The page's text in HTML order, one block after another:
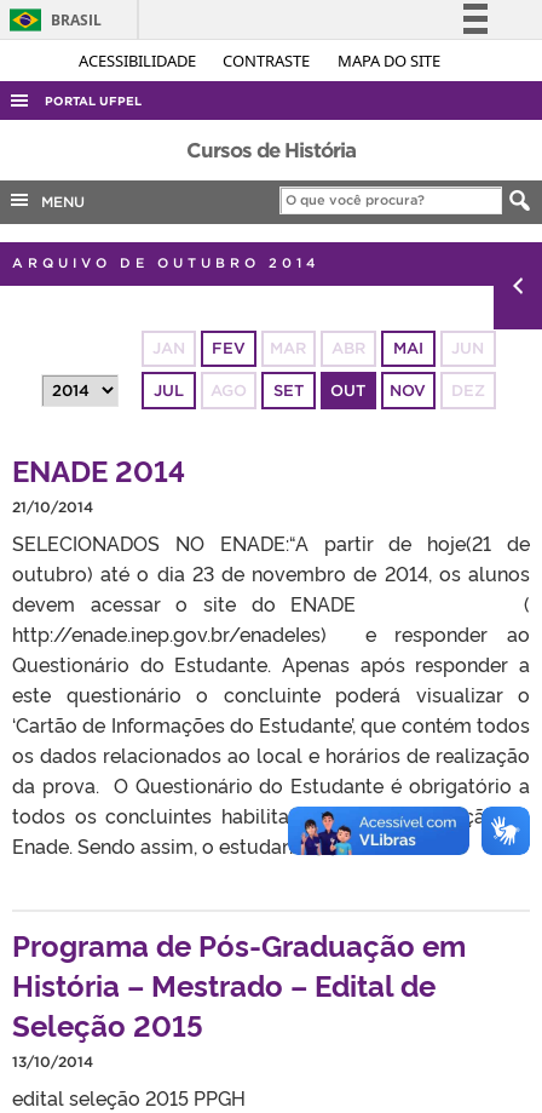
ACESSIBILIDADE CONTRASTE MAPA DO SITE
BRASIL
Simplifique!
Legislação
Canais
PORTAL UFPEL
ACESSO À INFORMAÇÃO
AUDITORIA
COBALTO
CONCURSOS
OUVIDORIA
TELEFONES
Cursos de História
MENU
ARQUIVO DE OUTUBRO 2014
JAN FEV MAR ABR MAI JUN
JUL AGO SET OUT NOV DEZ
ENADE 2014
21/10/2014
SELECIONADOS NO ENADE:“A partir de hoje(21 de
outubro) até o dia 23 de novembro de 2014, os alunos
devem acessar o site do ENADE (
http://enade.inep.gov.br/enadeIes) e responder ao
Questionário do Estudante. Apenas após responder a
este questionário o concluinte poderá visualizar o
‘Cartão de Informações do Estudante’, que contém todos
os dados relacionados ao local e horários de realização
da prova. O Questionário do Estudante é obrigatório a
todos os concluintes habilitados para participação no
Enade. Sendo assim, o estudante […]
Programa de Pós-Graduação em
História – Mestrado – Edital de
Seleção 2015
13/10/2014
edital seleção 2015 PPGH